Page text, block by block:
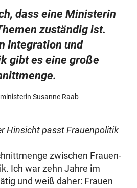
dass eine Ministerin
zuständig ist.
Integration und
gibt es eine große
Susanne Raab
Hinsicht passt Frauenpolitik
zwischen Frauen-
Ich war zehn Jahre im
und weiß daher: Frauen